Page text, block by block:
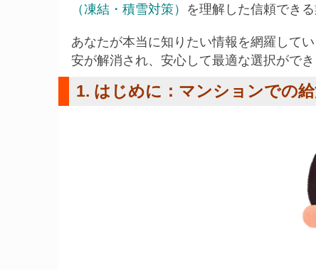
（凍結・積雪対策）
を理解した信頼でき
あなたが本当に知りたい情報を網羅して
安が解消され、安心して最適な選択ができ
1. はじめに：マンションでの